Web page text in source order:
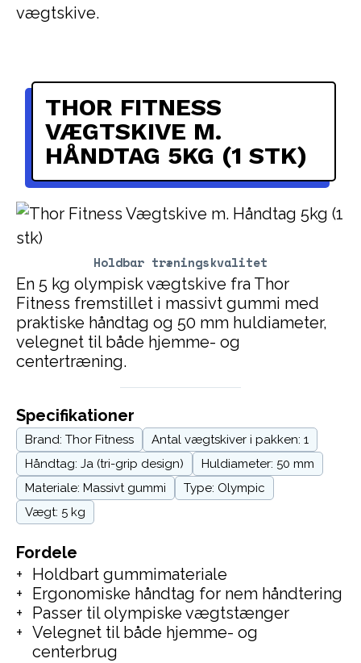
vægtskive.
Holdbar træningskvalitet
THOR FITNESS
VÆGTSKIVE M.
HÅNDTAG 5KG (1 STK)
En 5 kg olympisk vægtskive fra Thor
Fitness fremstillet i massivt gummi med
praktiske håndtag og 50 mm huldiameter,
velegnet til både hjemme- og
centertræning.
Fordele
Holdbart gummimateriale
Ergonomiske håndtag for nem håndtering
Passer til olympiske vægtstænger
Velegnet til både hjemme- og
centerbrug
Specifikationer
Brand: Thor Fitness
Antal vægtskiver i pakken: 1
Håndtag: Ja (tri-grip design)
Huldiameter: 50 mm
Materiale: Massivt gummi
Type: Olympic
Vægt: 5 kg